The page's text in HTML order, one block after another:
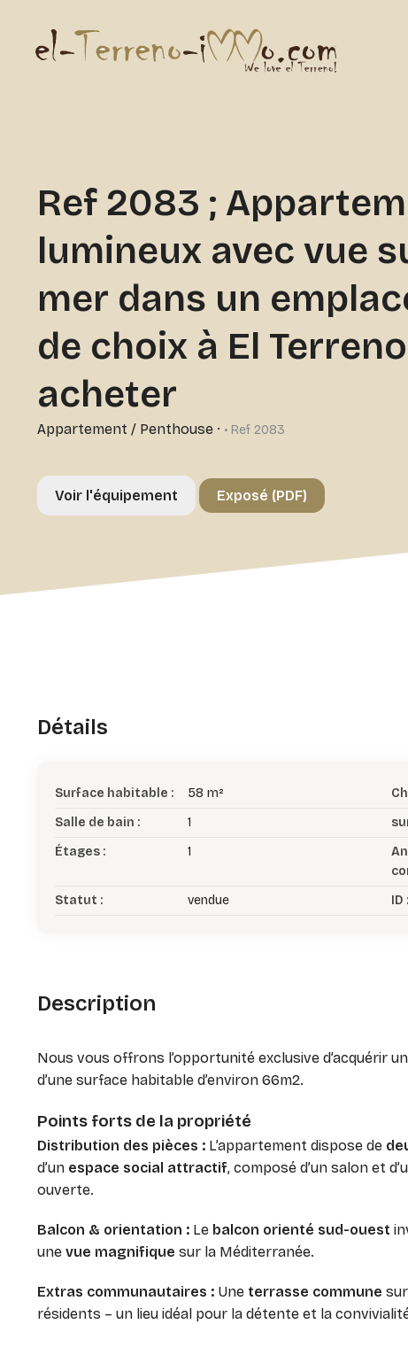
Ref 2083 ;
lumineux avec vue
mer dans un
de choix à El
acheter
Appartement / Penthouse · • Ref 2083
Voir l'équipement Exposé (PDF)
Détails
Surface habitable : 58 m²
Salle de bain :
1
Étages :
1
Statut : vendue ID :
Description
Nous vous offrons l’opportunité exclusive d’acquérir un
d’une surface habitable d’environ 66m2.
Points forts de la propriété
Distribution des pièces : L’appartement dispose de
d’un espace social attractif, composé d’un salon et
ouverte.
Balcon & orientation : Le balcon orienté sud-ouest
une vue magnifique sur la Méditerranée.
Extras communautaires : Une terrasse commune
résidents – un lieu idéal pour la détente et la